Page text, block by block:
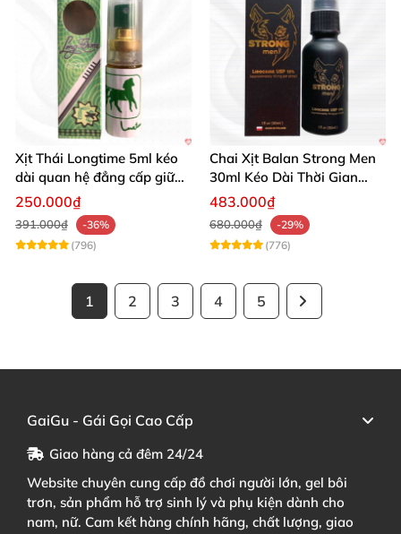
Xịt Thái Longtime 5ml kéo
dài quan hệ đẳng cấp giữ
cuộc yêu
250.000₫
391.000₫
-36%
(796)
Chai Xịt Balan Strong Men
30ml Kéo Dài Thời Gian
Quan Hệ
483.000₫
680.000₫
-29%
(776)
1 2 3 4 5
GaiGu - Gái Gọi Cao Cấp
Giao hàng cả đêm 24/24
Website chuyên cung cấp đồ chơi người lớn, gel bôi
trơn, sản phẩm hỗ trợ sinh lý và phụ kiện dành cho
nam, nữ. Cam kết hàng chính hãng, chất lượng, giao